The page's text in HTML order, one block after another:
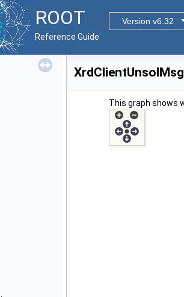
ROOT
Version v6.32
Reference Guide
This graph shows